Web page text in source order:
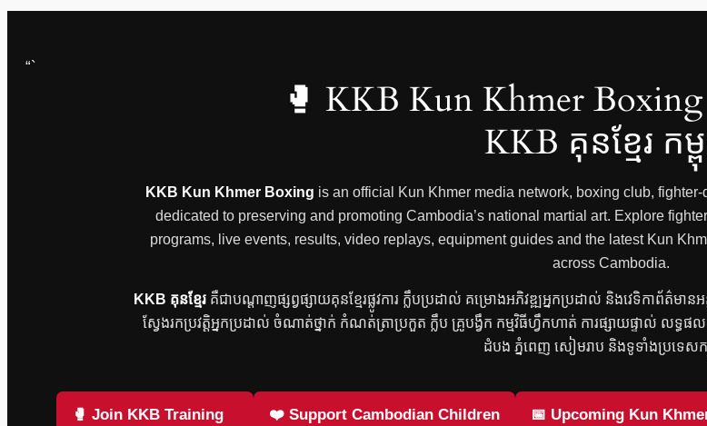
“`
🥊 KKB Kun Khmer
KKB គុនខ្មែរ កម្
KKB Kun Khmer Boxing is an official Kun Khmer media network, boxing club,
dedicated to preserving and promoting Cambodia’s national martial art. Explore
programs, live events, results, video replays, equipment guides and the latest Kun
across Cambodia.
KKB គុនខ្មែរ គឺជាបណ្តាញផ្សព្វផ្សាយគុនខ្មែរផ្លូវការ ក្លឹបប្រដាល់ គម្រោងអភិវឌ្ឍអ្នកប្រដាល់ និងវេទិកាព័ត៌ម
ស្វែងរកប្រវត្តិអ្នកប្រដាល់ ចំណាត់ថ្នាក់ កំណត់ត្រាប្រកួត ក្លឹប គ្រូបង្វឹក កម្មវិធីហ្វឹកហាត់ ការផ្សាយផ្ទាល់ លទ្
ដំបង ភ្នំពេញ សៀមរាប និងទូទាំងប្រទេសក
🥊 Join KKB Training
❤️ Support Cambodian Children
📅 Upcoming Kun